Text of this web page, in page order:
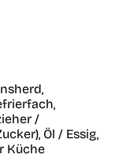
/
Öl / Essig,
Küche